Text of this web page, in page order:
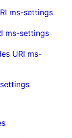
ms-settings
ms-settings
URI ms-